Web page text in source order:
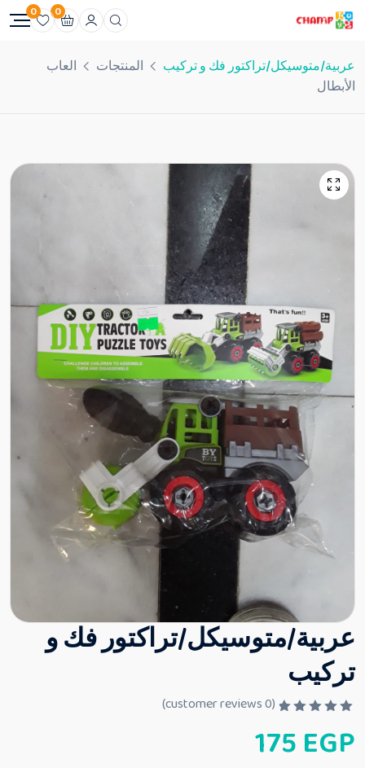
0
0
عربية/متوسيكل/تراكتور فك و تركيب المنتجات
العاب
الأبطال
عربية/متوسيكل/تراكتور فك و
تركيب
م
ا
(
0
175EGP